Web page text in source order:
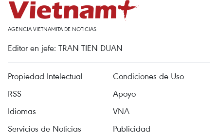
AGENCIA VIETNAMITA DE NOTICIAS
Editor en jefe: TRAN TIEN DUAN
Propiedad Intelectual
Condiciones de Uso
RSS
Apoyo
Idiomas
VNA
Servicios de Noticias
Publicidad